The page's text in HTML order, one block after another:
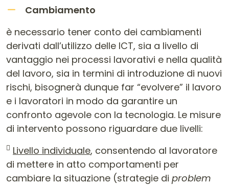
Cambiamento
è necessario tener conto dei cambiamenti
derivati dall’utilizzo delle ICT, sia a livello di
vantaggio nei processi lavorativi e nella qualità
del lavoro, sia in termini di introduzione di nuovi
rischi, bisognerà dunque far “evolvere” il lavoro
e i lavoratori in modo da garantire un
confronto agevole con la tecnologia. Le misure
di intervento possono riguardare due livelli:
 Livello individuale, consentendo al lavoratore
di mettere in atto comportamenti per
cambiare la situazione (strategie di problem